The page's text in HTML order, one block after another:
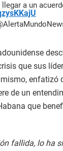
a un
que sus
enfatizó
de un
que
fallida, lo ha